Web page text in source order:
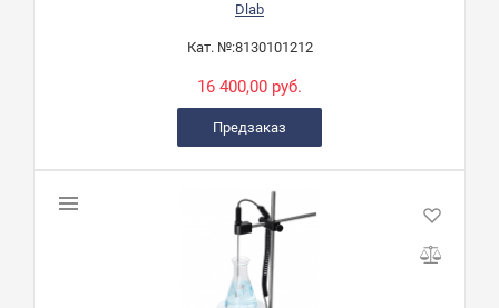
Dlab
Кат. №:8130101212
16 400,00 руб.
Предзаказ